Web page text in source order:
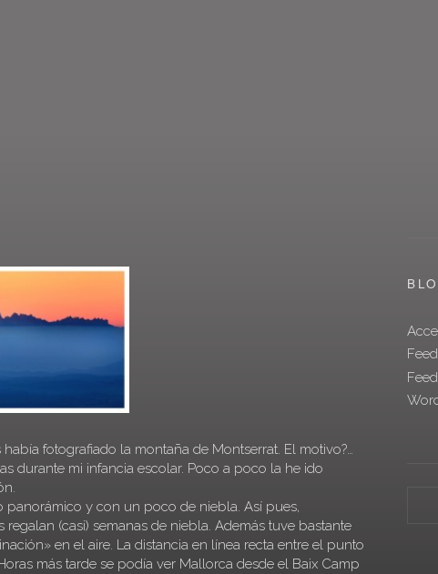
fotografiado la montaña de Montserrat. El motivo?…
durante mi infancia escolar. Poco a poco la he ido
panorámico y con un poco de niebla. Así pues,
(casi) semanas de niebla. Además tuve bastante
en el aire. La distancia en línea recta entre el punto
más tarde se podía ver Mallorca desde el Baix Camp